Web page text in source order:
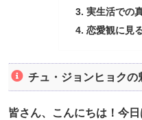
実生活での
恋愛観に見
チュ・ジョンヒョクの
皆さん、こんにちは！今